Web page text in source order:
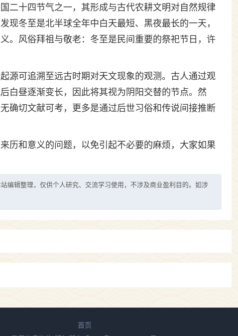
二十四节气之一，其形成与古代农耕文明对自然规律
现冬至是北半球全年中白天最短、黑夜最长的一天，
。风俗拜祖与敬老：冬至是民间重要的祭祀节日，许
源可追溯至远古时期对天文现象的观测。古人通过观
白昼逐渐变长，因此将其视为阴阳交替的节点。然
确切文献可考，更多是通过后世习俗和传说间接推断
历和意义的问题，以免引起不必要的麻烦，大家如果
编辑整理，仅供个人研究、交流学习使用，不涉及商业盈利目的。如涉
首页